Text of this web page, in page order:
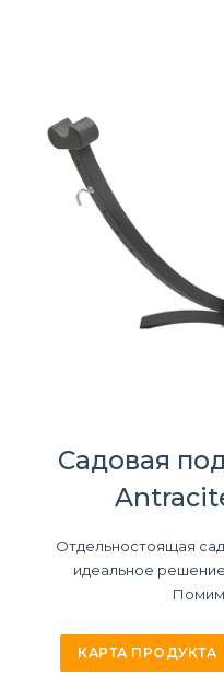
Садовая
Отдельностоящая
идеальное
КАРТА ПРОДУКТА